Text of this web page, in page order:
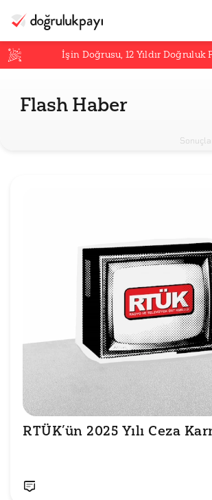
İşin Doğrusu,12 Yıldır Doğruluk
Flash Haber
RTÜK’ün 2025 Yılı Ceza